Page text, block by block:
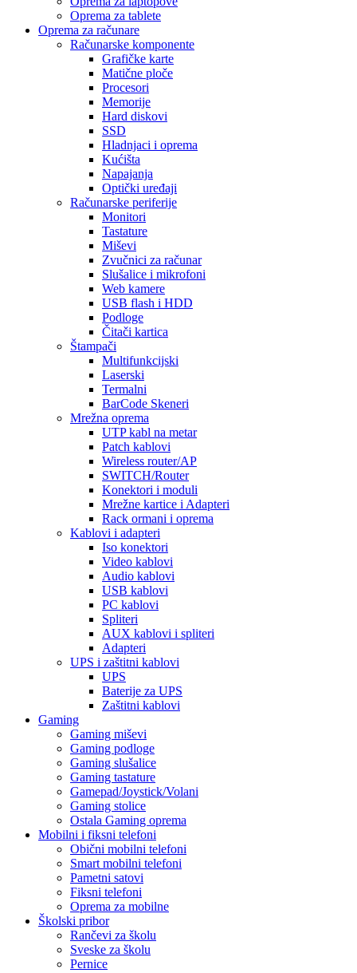
Oprema za tablete
Oprema za računare
Računarske komponente
Grafičke karte
Matične ploče
Procesori
Memorije
Hard diskovi
SSD
Hladnjaci i oprema
Kućišta
Napajanja
Optički uređaji
Računarske periferije
Monitori
Tastature
Miševi
Zvučnici za računar
Slušalice i mikrofoni
Web kamere
USB flash i HDD
Podloge
Čitači kartica
Štampači
Multifunkcijski
Laserski
Termalni
BarCode Skeneri
Mrežna oprema
UTP kabl na metar
Patch kablovi
Wireless router/AP
SWITCH/Router
Konektori i moduli
Mrežne kartice i Adapteri
Rack ormani i oprema
Kablovi i adapteri
Iso konektori
Video kablovi
Audio kablovi
USB kablovi
PC kablovi
Spliteri
AUX kablovi i spliteri
Adapteri
UPS i zaštitni kablovi
UPS
Baterije za UPS
Zaštitni kablovi
Gaming
Gaming miševi
Gaming podloge
Gaming slušalice
Gaming tastature
Gamepad/Joystick/Volani
Gaming stolice
Ostala Gaming oprema
Mobilni i fiksni telefoni
Obični mobilni telefoni
Smart mobilni telefoni
Pametni satovi
Fiksni telefoni
Oprema za mobilne
Školski pribor
Rančevi za školu
Sveske za školu
Pernice